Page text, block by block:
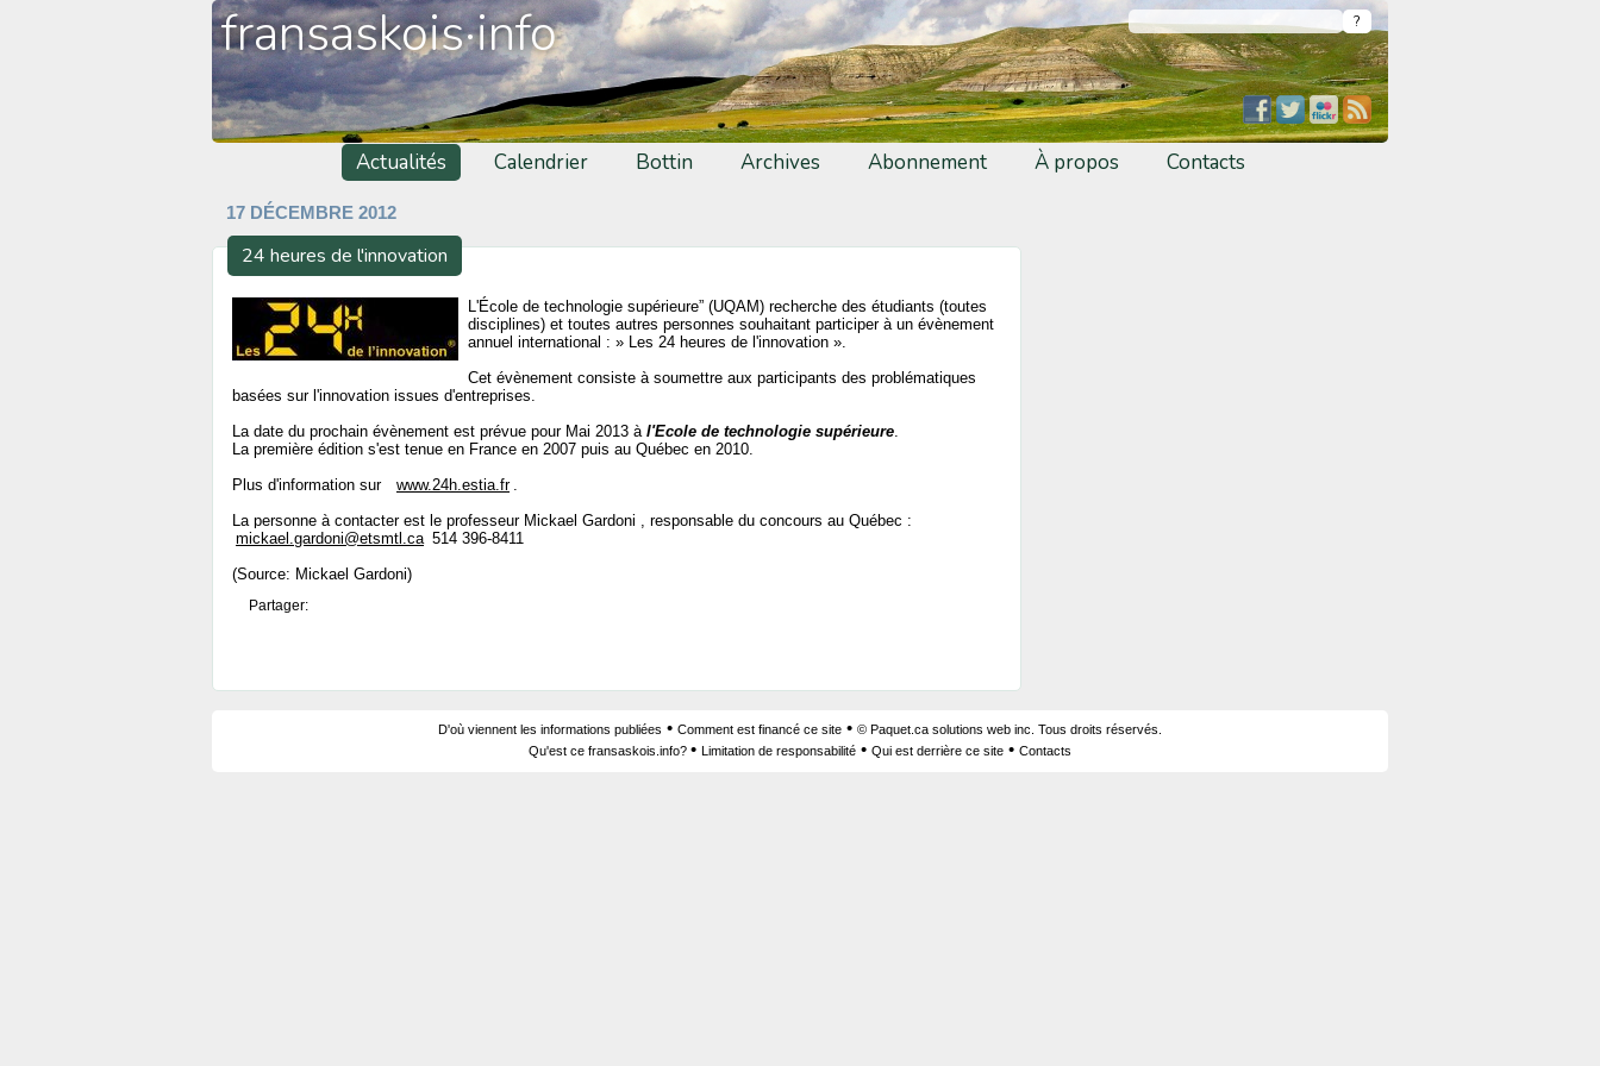
fransaskois·info
Actualités Calendrier Bottin Archives Abonnement À propos Contacts
17 DÉCEMBRE 2012
24 heures de l'innovation
L'École de technologie supérieure” (UQAM) recherche des étudiants (toutes
disciplines) et toutes autres personnes souhaitant participer à un évènement
annuel international : » Les 24 heures de l'innovation ».
Cet évènement consiste à soumettre aux participants des problématiques
basées sur l'innovation issues d'entreprises.
La date du prochain évènement est prévue pour Mai 2013 à l'Ecole de technologie supérieure.
La première édition s'est tenue en France en 2007 puis au Québec en 2010.
Plus d'information sur
www.24h.estia.fr .
La personne à contacter est le professeur Mickael Gardoni , responsable du concours au Québec :
mickael.gardoni@etsmtl.ca 514 396-8411
(Source: Mickael Gardoni)
Partager:
D'où viennent les informations publiées • Comment est financé ce site • © Paquet.ca solutions web inc. Tous droits réservés.
Qu'est ce fransaskois.info? • Limitation de responsabilité • Qui est derrière ce site • Contacts